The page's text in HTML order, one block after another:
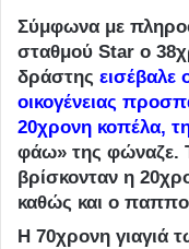
Σύμφωνα με
σταθμού Star ο
δράστης εισέβαλε
οικογένειας
20χρονη κοπέλα,
φάω» της φώναζε.
βρίσκονταν η
καθώς και ο
Η 70χρονη γιαγιά